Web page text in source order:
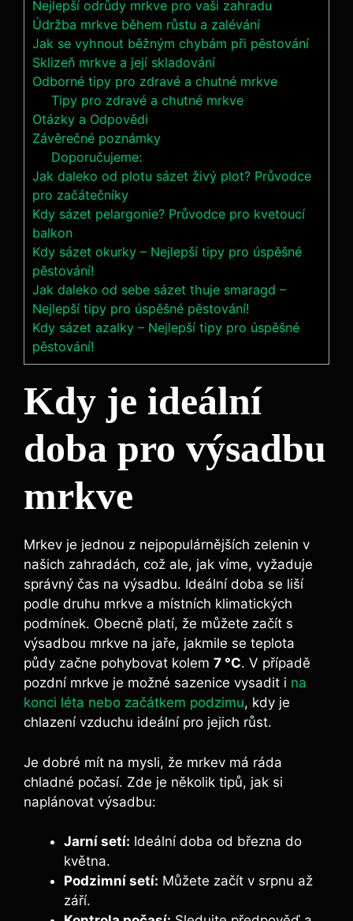
Nejlepší odrůdy mrkve pro vaši zahradu
Údržba mrkve během růstu a zalévání
Jak se vyhnout běžným chybám při pěstování
Sklizeň mrkve a její skladování
Odborné tipy pro zdravé a chutné mrkve
Tipy pro zdravé a chutné mrkve
Otázky a Odpovědi
Závěrečné poznámky
Doporučujeme:
Jak daleko od plotu sázet živý plot? Průvodce
pro začátečníky
Kdy sázet pelargonie? Průvodce pro kvetoucí
balkon
Kdy sázet okurky – Nejlepší tipy pro úspěšné
pěstování!
Jak daleko od sebe sázet thuje smaragd –
Nejlepší tipy pro úspěšné pěstování!
Kdy sázet azalky – Nejlepší tipy pro úspěšné
pěstování!
Kdy je ideální
doba pro výsadbu
mrkve
Mrkev je jednou z nejpopulárnějších zelenin v
našich zahradách, což ale, jak víme, vyžaduje
správný čas na výsadbu. Ideální doba se liší
podle druhu mrkve a místních klimatických
podmínek. Obecně platí, že můžete začít s
výsadbou mrkve na jaře, jakmile se teplota
půdy začne pohybovat kolem 7 °C. V případě
pozdní mrkve je možné sazenice vysadit i na
konci léta nebo začátkem podzimu, kdy je
chlazení vzduchu ideální pro jejich růst.
Je dobré mít na mysli, že mrkev má ráda
chladné počasí. Zde je několik tipů, jak si
naplánovat výsadbu:
Jarní setí: Ideální doba od března do
května.
Podzimní setí: Můžete začít v srpnu až
září.